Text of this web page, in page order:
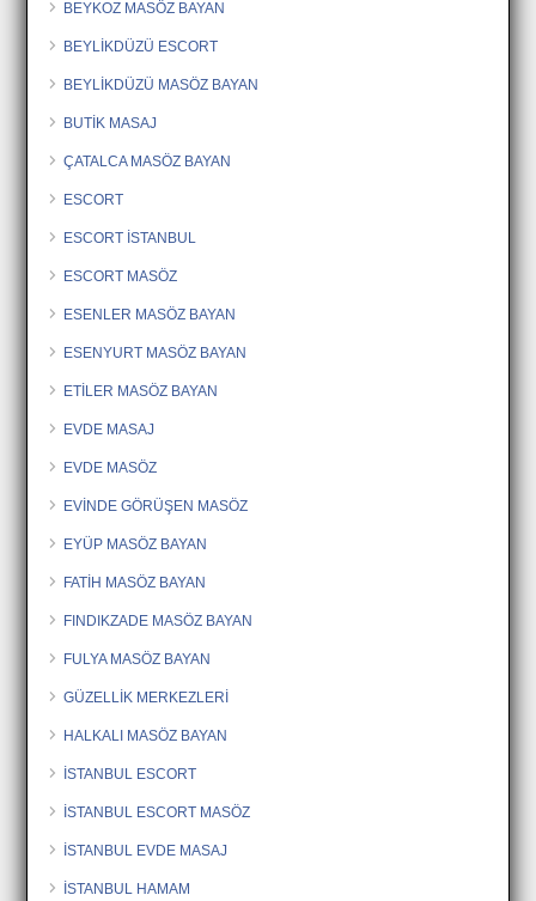
BEYKOZ MASÖZ BAYAN
BEYLİKDÜZÜ ESCORT
BEYLİKDÜZÜ MASÖZ BAYAN
BUTİK MASAJ
ÇATALCA MASÖZ BAYAN
ESCORT
ESCORT İSTANBUL
ESCORT MASÖZ
ESENLER MASÖZ BAYAN
ESENYURT MASÖZ BAYAN
ETİLER MASÖZ BAYAN
EVDE MASAJ
EVDE MASÖZ
EVİNDE GÖRÜŞEN MASÖZ
EYÜP MASÖZ BAYAN
FATİH MASÖZ BAYAN
FINDIKZADE MASÖZ BAYAN
FULYA MASÖZ BAYAN
GÜZELLİK MERKEZLERİ
HALKALI MASÖZ BAYAN
İSTANBUL ESCORT
İSTANBUL ESCORT MASÖZ
İSTANBUL EVDE MASAJ
İSTANBUL HAMAM